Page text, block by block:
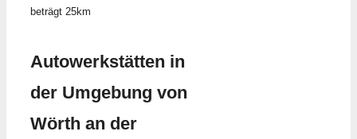
beträgt 25km
Autowerkstätten in
der Umgebung von
Wörth an der